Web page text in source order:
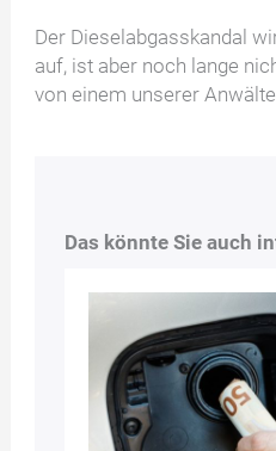
Der Dieselabgasskandal
auf, ist aber noch lange
von einem unserer
Das könnte Sie auch